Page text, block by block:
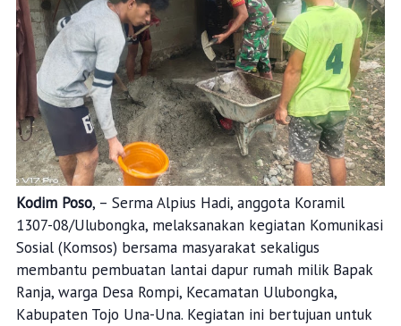
Kodim Poso, – Serma Alpius Hadi, anggota Koramil
1307-08/Ulubongka, melaksanakan kegiatan Komunikasi
Sosial (Komsos) bersama masyarakat sekaligus
membantu pembuatan lantai dapur rumah milik Bapak
Ranja, warga Desa Rompi, Kecamatan Ulubongka,
Kabupaten Tojo Una-Una. Kegiatan ini bertujuan untuk